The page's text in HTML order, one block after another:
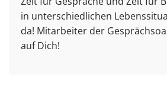
in unterschiedlichen
da! Mitarbeiter der
auf Dich!